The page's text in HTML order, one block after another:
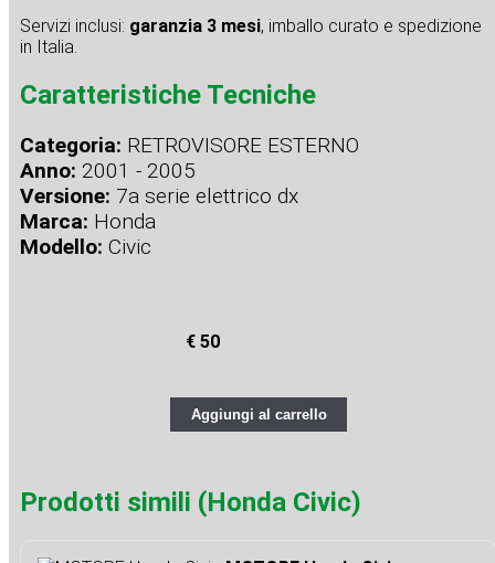
Servizi inclusi: garanzia 3 mesi, imballo curato e spedizione
in Italia.
Caratteristiche Tecniche
Categoria: RETROVISORE ESTERNO
Anno: 2001 - 2005
Versione: 7a serie elettrico dx
Marca: Honda
Modello: Civic
€ 50
Aggiungi al carrello
Prodotti simili (Honda Civic)